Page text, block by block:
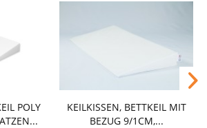
POLY
KEILKISSEN, BETTKEIL MIT
BEZUG 9/1CM,...